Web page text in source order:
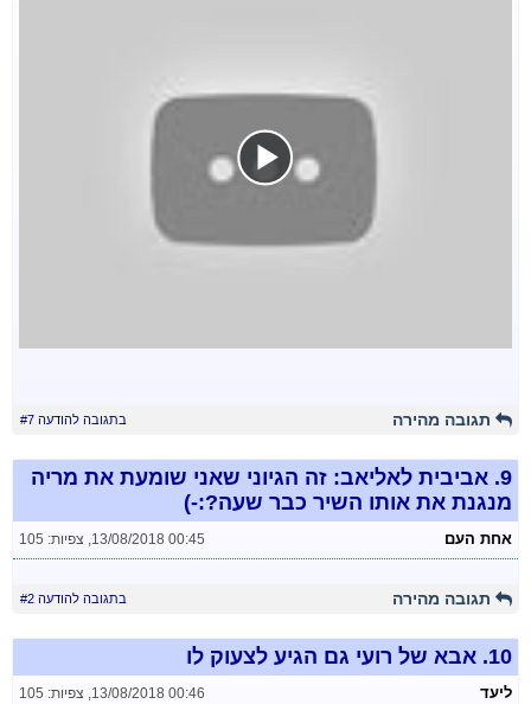
תגובה מהירה בתגובה להודעה #7
9. אביבית לאליאב: זה הגיוני שאני שומעת את מריה
מנגנת את אותו השיר כבר שעה?:-)
אחת העם 13/08/2018 00:45
, צפיות: 105
תגובה מהירה בתגובה להודעה #2
10. אבא של רועי גם הגיע לצעוק לו
ליעד 13/08/2018 00:46
, צפיות: 105